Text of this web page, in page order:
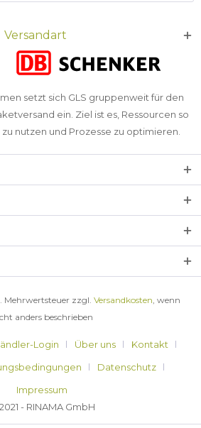
Versandart
setzt sich GLS gruppenweit für den
ein. Ziel ist es, Ressourcen so
nutzen und Prozesse zu optimieren.
Mehrwertsteuer zzgl. Versandkosten, wenn
anders beschrieben
Login Über uns
Kontakt
Datenschutz
Impressum
- RINAMA GmbH